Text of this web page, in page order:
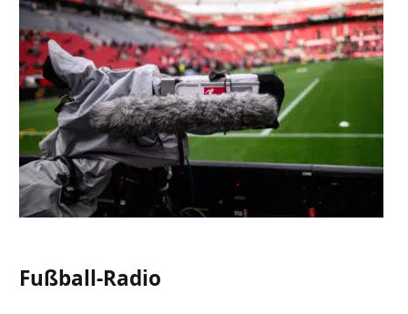
Fußball-Radio